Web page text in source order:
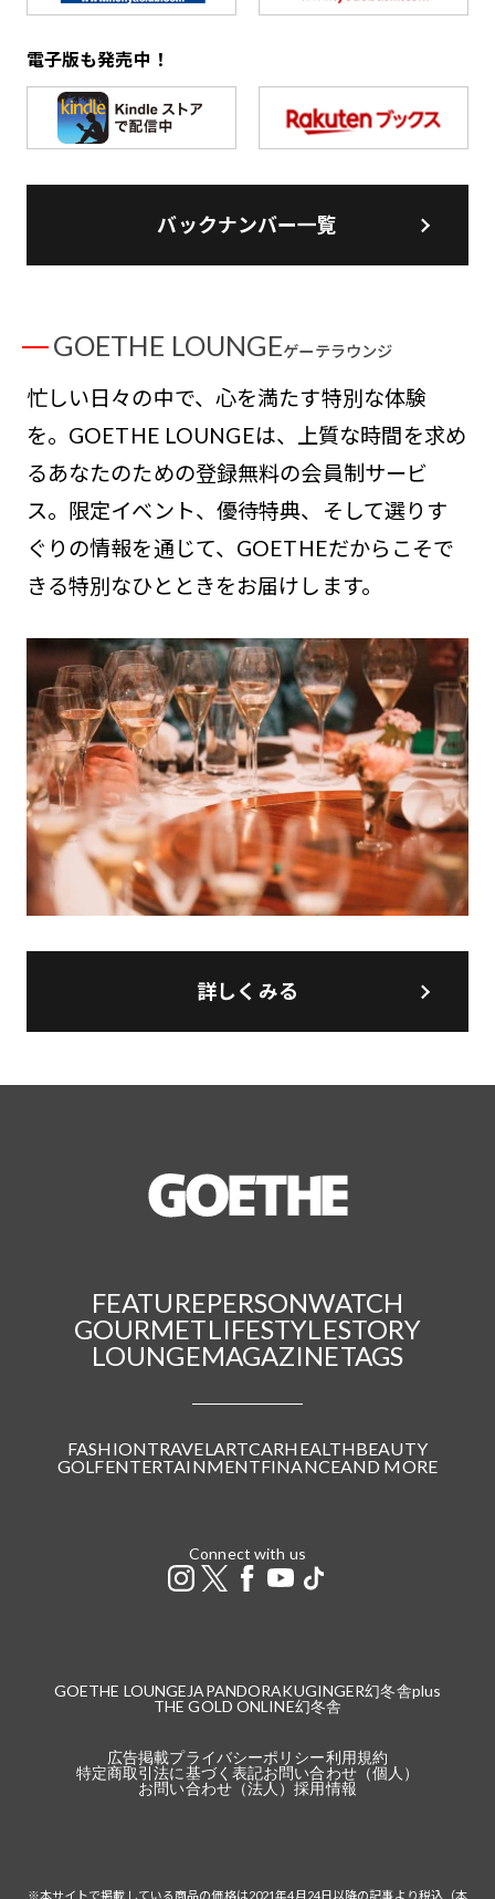
電子版も発売中！
バックナンバー一覧
GOETHE LOUNGEゲーテラウンジ
忙しい日々の中で、心を満たす特別な体験
を。GOETHE LOUNGEは、上質な時間を求め
るあなたのための登録無料の会員制サービ
ス。限定イベント、優待特典、そして選りす
ぐりの情報を通じて、GOETHEだからこそで
きる特別なひとときをお届けします。
詳しくみる
FEATUREPERSONWATCH
GOURMETLIFESTYLESTORY
LOUNGEMAGAZINETAGS
FASHIONTRAVEL ARTCARHEALTHBEAUTY
GOLFENTERTAINMENTFINANCEAND MORE
Connect with us
GOETHE LOUNGE JAPANDORAKUGINGER幻冬舎plus
THE GOLD ONLINE幻冬舎
広告掲載プライバシーポリシー利用規約
特定商取引法に基づく表記お問い合わせ（個人）
お問い合わせ（法人）採用情報
※本サイトで掲載している商品の価格は2021年4月24日以降の記事より税込（本